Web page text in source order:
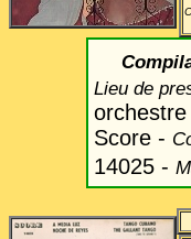
Lieu de
Score -
14025 -